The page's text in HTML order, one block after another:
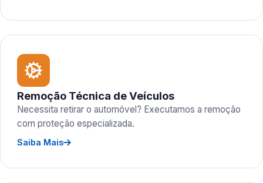
Remoção Técnica de Veículos
Necessita retirar o automóvel? Executamos a remoção
com proteção especializada.
Saiba Mais